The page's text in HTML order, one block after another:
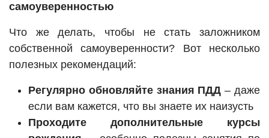
самоуверенностью
Что же делать, чтобы не стать заложником
собственной самоуверенности? Вот несколько
полезных рекомендаций:
Регулярно обновляйте знания ПДД – даже
если вам кажется, что вы знаете их наизусть
Проходите дополнительные курсы